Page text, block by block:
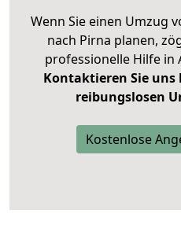
Wenn Sie einen Umzug
nach Pirna planen,
professionelle Hilfe in
Kontaktieren Sie uns
reibungslosen
Kostenlose